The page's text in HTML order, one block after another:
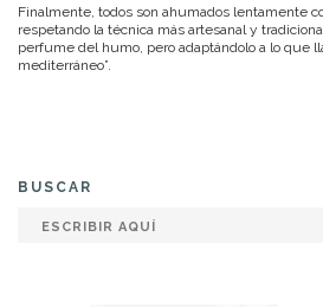
Finalmente, todos son ahumados lentamente
respetando la técnica más artesanal y
perfume del humo, pero adaptándolo a lo que
mediterráneo”.
BUSCAR